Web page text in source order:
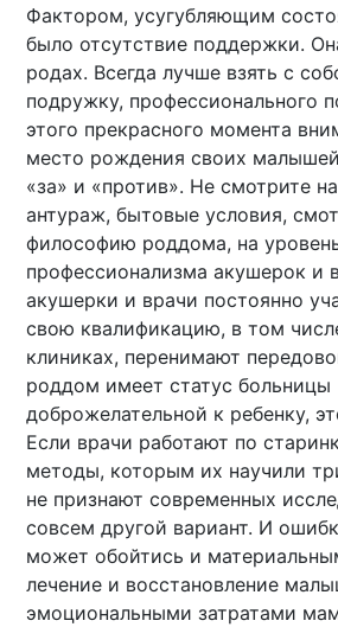
Фактором, усугубляющим
было отсутствие поддержки.
родах. Всегда лучше взять с
подружку, профессионального
этого прекрасного момента
место рождения своих
«за» и «против». Не смотрите
антураж, бытовые условия,
философию роддома, на
профессионализма акушерок и
акушерки и врачи постоянно
свою квалификацию, в том
клиниках, перенимают
роддом имеет статус больницы
доброжелательной к ребенку,
Если врачи работают по
методы, которым их научили
не признают современных
совсем другой вариант. И
может обойтись и
лечение и восстановление
эмоциональными затратами